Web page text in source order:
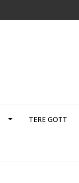
TERE GOTT